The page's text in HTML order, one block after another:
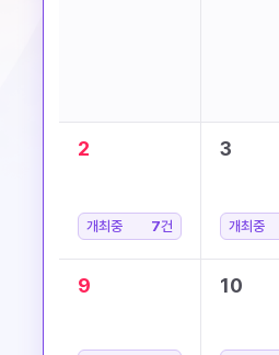
2
개최중 7건
3
개최중
9 10